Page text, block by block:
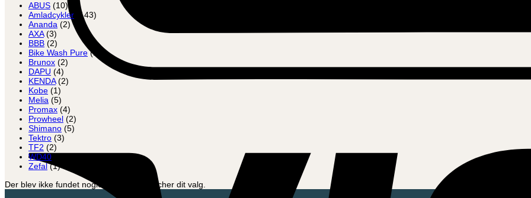
ABUS (10)
Amladcykler
(143)
Ananda (2)
AXA (3)
BBB (2)
Bike Wash Pure (1)
Brunox (2)
DAPU (4)
KENDA (2)
Kobe (1)
Melia (5)
Promax (4)
Prowheel (2)
Shimano (5)
Tektro (3)
TF2 (2)
WD40
Zefal (1)
Der blev ikke fundet nogle varer, der matcher dit valg.